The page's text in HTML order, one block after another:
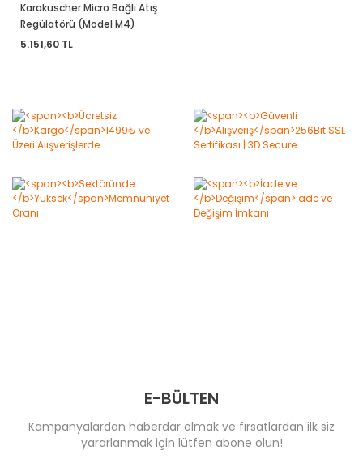
Karakuscher Micro Bağlı Atış
Regülatörü (Model M4)
5.151,60 TL
E-BÜLTEN
Kampanyalardan haberdar olmak ve fırsatlardan ilk siz
yararlanmak için lütfen abone olun!